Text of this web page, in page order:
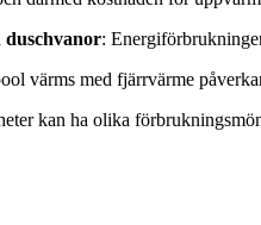
duschvanor:
värms med fjärrvärme
kan ha olika